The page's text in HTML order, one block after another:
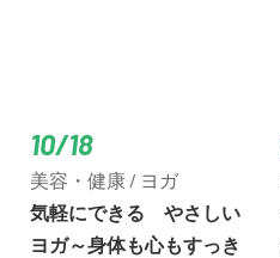
10/18
美容・健康 / ヨガ
気軽にできる やさしい
ヨガ～身体も心もすっき